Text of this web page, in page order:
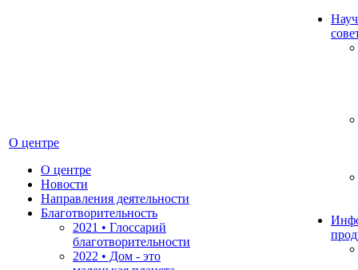
О центре
О центре
Новости
Направления деятельности
Благотворительность
2021 • Глоссарий
благотворительности
2022 • Дом - это